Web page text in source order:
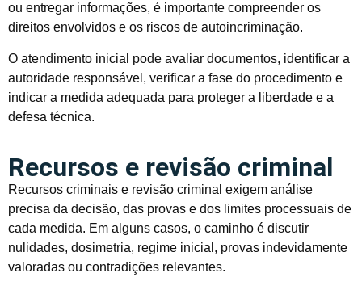
ou entregar informações, é importante compreender os
direitos envolvidos e os riscos de autoincriminação.
O atendimento inicial pode avaliar documentos, identificar a
autoridade responsável, verificar a fase do procedimento e
indicar a medida adequada para proteger a liberdade e a
defesa técnica.
Recursos e revisão criminal
Recursos criminais e revisão criminal exigem análise
precisa da decisão, das provas e dos limites processuais de
cada medida. Em alguns casos, o caminho é discutir
nulidades, dosimetria, regime inicial, provas indevidamente
valoradas ou contradições relevantes.